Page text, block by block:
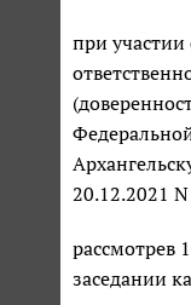
при участии
20.12.2021
рассмотрев
заседании